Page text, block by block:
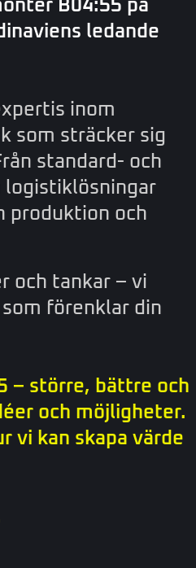
ledande
inom
som sträcker sig
standard- och
logistiklösningar
produktion och
och tankar – vi
förenklar din
– större, bättre och
och möjligheter.
vi kan skapa värde